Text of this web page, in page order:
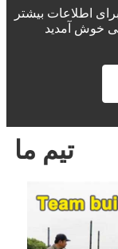
اطلاعات بیشتر
تیم ما